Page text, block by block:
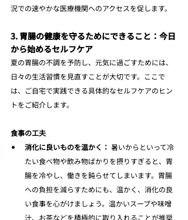
況での速やかな医療機関へのアクセスを促します。
3. 胃腸の健康を守るためにできること：今日
から始めるセルフケア
夏の胃腸の不調を予防し、元気に過ごすためには、
日々の生活習慣を見直すことが大切です。ここで
は、ご自宅で実践できる具体的なセルフケアのヒン
トをご紹介します。
食事の工夫
消化に良いものを温かく： 暑いからといって冷
たい食べ物や飲み物ばかりを摂りすぎると、胃
腸を冷やし、働きを鈍らせてしまいます。胃腸
への負担を減らすためにも、温かく、消化の良
い食事を心がけましょう。温かいスープや味噌
汁、お茶などを積極的に取り入れることが推奨